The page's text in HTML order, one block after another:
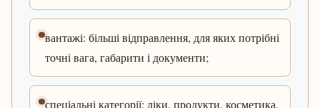
вантажі: більші відправлення, для яких потрібні
точні вага, габарити і документи;
спеціальні категорії: ліки, продукти, косметика,